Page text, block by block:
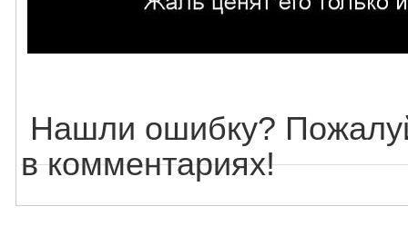
Нашли ошибку?
в комментариях!